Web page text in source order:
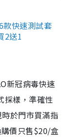
款快速測試套
2送1
新冠病毒快速
採樣，準確性
於門市買滿指
價只售$20/盒